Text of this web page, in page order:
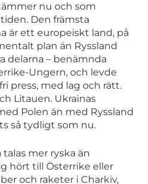
nu och som
Den främsta
är ett europeiskt land, på
plan än Ryssland
delarna – benämnda
Ungern, och levde
press, med lag och rätt.
Litauen. Ukrainas
Polen än med Ryssland
så tydligt som nu.
talas mer ryska än
hört till Österrike eller
och raketer i Charkiv,